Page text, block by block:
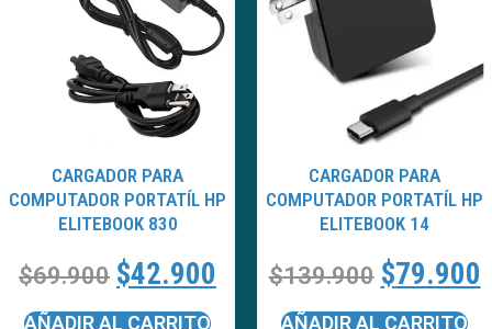
CARGADOR PARA
COMPUTADOR PORTATÍL HP
ELITEBOOK 830
$69.900 $42.900
AÑADIR AL CARRITO
CARGADOR PARA
COMPUTADOR PORTATÍL HP
ELITEBOOK 14
$139.900 $79.900
AÑADIR AL CARRITO